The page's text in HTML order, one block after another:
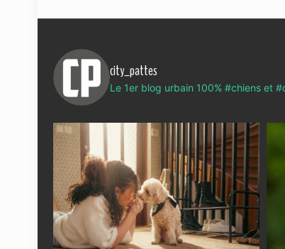
city_pattes
Le 1er blog urbain 100% #chiens et